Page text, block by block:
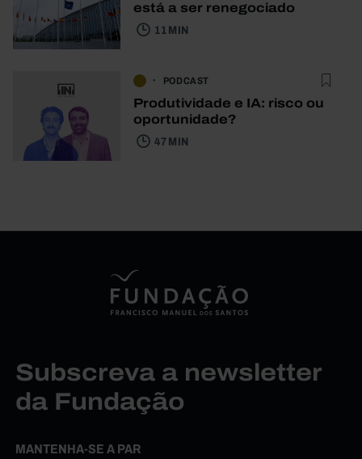
está a ser renegociado
11 MIN
PODCAST
Produtividade e IA: risco ou
oportunidade?
47 MIN
Subscreva a newsletter
da Fundação
MANTENHA-SE A PAR